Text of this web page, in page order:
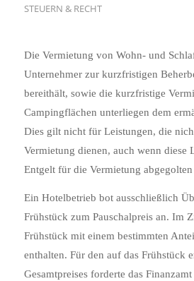
STEUERN & RECHT
Die Vermietung von Wohn- und
Unternehmer zur kurzfristigen
bereithält, sowie die kurzfristige
Campingflächen unterliegen dem
Dies gilt nicht für Leistungen, die
Vermietung dienen, auch wenn diese
Entgelt für die Vermietung
Ein Hotelbetrieb bot ausschließlich
Frühstück zum Pauschalpreis an. Im
Frühstück mit einem bestimmten
enthalten. Für den auf das Frühstück
Gesamtpreises forderte das